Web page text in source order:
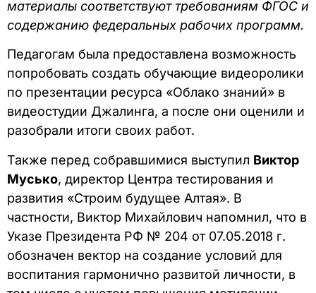
материалы соответствуют требованиям ФГОС и
содержанию федеральных рабочих программ.
Педагогам была предоставлена возможность
попробовать создать обучающие видеоролики
по презентации ресурса «Облако знаний» в
видеостудии Джалинга, а после они оценили и
разобрали итоги своих работ.
Также перед собравшимися выступил Виктор
Мусько, директор Центра тестирования и
развития «Строим будущее Алтая». В
частности, Виктор Михайлович напомнил, что в
Указе Президента РФ № 204 от 07.05.2018 г.
обозначен вектор на создание условий для
воспитания гармонично развитой личности, в